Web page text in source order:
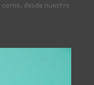
desde nuestro